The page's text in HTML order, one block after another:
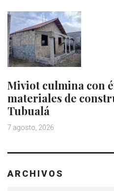
Miviot culmina con
materiales de
Tubualá
7 agosto, 2026
ARCHIVOS